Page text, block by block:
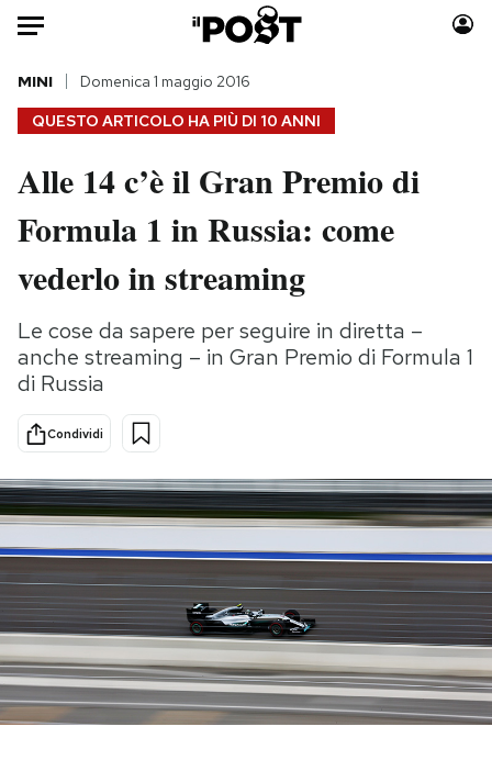
HOME
Italia
Politica
Tecnologia
Scienza
Cultura
Sport
Moda
Consumismi
Storie/Idee
Media
NEWSLETTER
I MIEI PREFERITI
QUESTO ARTICOLO HA PIÙ DI 10 ANNI
MINI Domenica 1 maggio 2016
Alle 14 c’è il Gran Premio di
Formula 1 in Russia: come
vederlo in streaming
Le cose da sapere per seguire in diretta –
anche streaming – in Gran Premio di Formula 1
di Russia
Condividi